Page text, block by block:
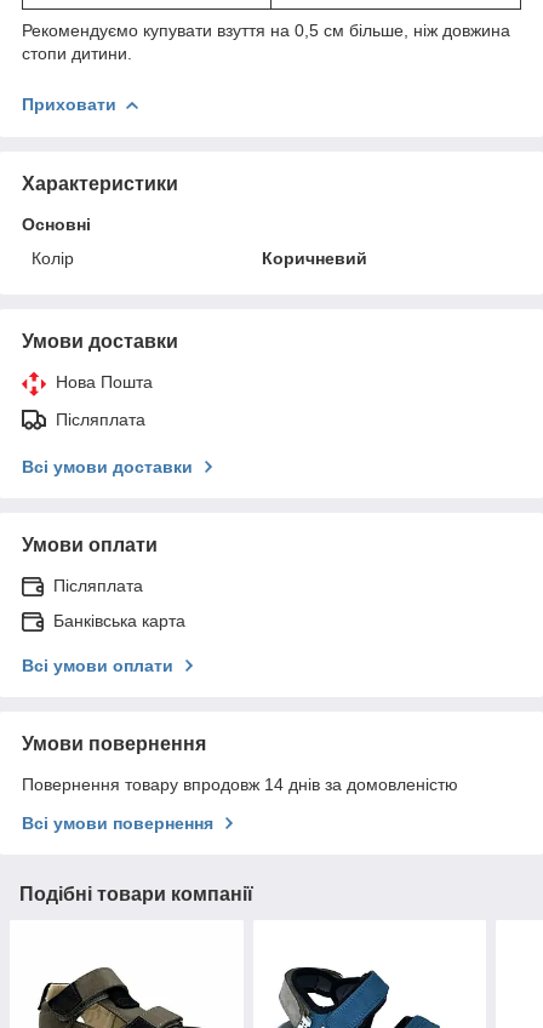
Рекомендуємо купувати взуття на 0,5 см більше, ніж довжина
стопи дитини.
Приховати
Характеристики
Основні
Колір
Коричневий
Умови доставки
Нова Пошта
Післяплата
Всі умови доставки
Умови оплати
Післяплата
Банківська карта
Всі умови оплати
Умови повернення
Повернення товару впродовж 14 днів за домовленістю
Всі умови повернення
Подібні товари компанії